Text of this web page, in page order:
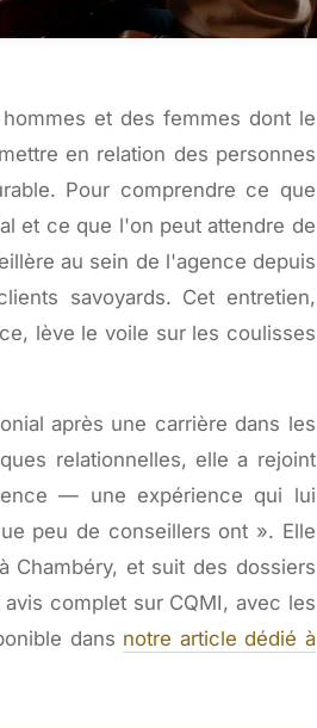
et des femmes dont le
en relation des personnes
Pour comprendre ce que
et ce que l'on peut attendre de
au sein de l'agence depuis
savoyards. Cet entretien,
lève le voile sur les coulisses
après une carrière dans les
relationnelles, elle a rejoint
— une expérience qui lui
peu de conseillers ont ». Elle
Chambéry, et suit des dossiers
complet sur CQMI, avec les
dans notre article dédié à